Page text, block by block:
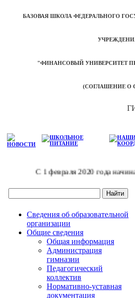
БАЗОВАЯ ШКОЛА ФЕДЕРАЛЬНОГО
"ФИНАНСОВЫЙ УНИВЕРСИТЕТ
(СОГЛАШЕНИЕ О
С 1 февраля 2020 года
Сведения об образовательной
организации
Общие сведения
Общая информация
Администрация
гимназии
Педагогический
коллектив
Нормативно-уставная
документация